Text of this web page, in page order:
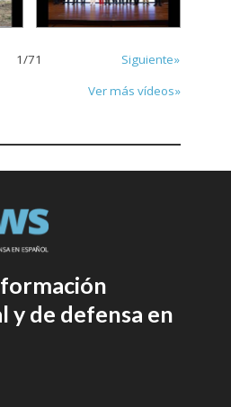
1/71
Siguiente»
Ver más vídeos»
y de defensa en